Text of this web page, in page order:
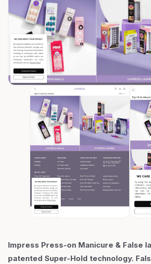
Impress Press-on Manicure & False
patented Super-Hold technology.